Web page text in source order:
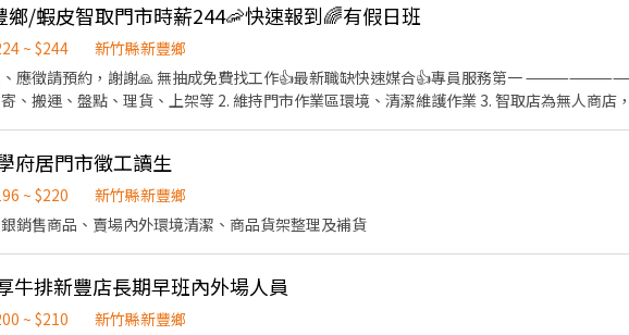
班：17:30～23:30 .˚⊹ ⁺‧【 休假制度】‧⁺ ⊹˚. 📌 採排休制（無固定休） 🗓️ 周一至週日皆可排班 ⭕ 可周
❤️ 合法合規：合法投保、合
🧡 推薦獎金：找朋友來上班也有錢拿 💛 線上訓練：上課也有薪水唷 💚 雙週排班：時間彈性
我們挺你 💜 族群友善：身份不設限，歡迎各種背景的你！ .˚⊹ ⁺‧【 工作地點】‧⁺ ⊹˚. 📍一個店點代表一個區域，
門市 新豐松柏 - 智取店 新竹縣新豐鄉松柏街128號 ☝️ 點選【立即應徵】我會速度回覆你！ ✌️ 或加入 🅻🅸🅽🅴：
8rsUSDv 🤟 留言「姓名＋電話＋截圖職缺」就能聯繫上～ 若想參考其他職缺，可以到我的Threads，看更多更多
♬ My Threads：tsaipei_ruby https://reurl.cc/7b2vad 別害羞❌別害怕❌找工作聯繫我⭕
鄉/蝦皮智取門市時薪244🦐快速報到🌈有假日班
~ $244
新竹縣新豐鄉
應徵請預約，謝謝🙏 無抽成免費找工作👍最新職缺快速媒合👍專員服務第
、搬運、盤點、理貨、上架等 2. 維持門市作業區環境、清潔維護作業 3. 智取店為無人商店
數為2~6小時依實際情況而定) 🔹假日早班：07:00-12:00 🔹假日晚班：17:30-23:30 (上班時
實際情況而定) ⸻⸻⸻⸻ ✅工作待遇： 日班時薪=$224 晚班另有獎金+20=時薪
工作地點：(可自選店點) 新豐松柏 - 智取店 新竹縣新豐鄉松柏街128號1樓
搶先贏❗❗ ⸻⸻⸻⸻ 💡員工福利： 享汽機車油資補貼、修繕補貼 推薦獎金 彈
加入：https://lin.ee/VvpVQJp（ID：@600movsk） 2️⃣加入後"務必"留言：姓名/電話
府居門市徵工讀生
~ $220
新竹縣新豐鄉
銷售商品、賣場內外環境清潔、商品貨架整理及補貨
牛排新豐店長期早班內外場人員
~ $210
新竹縣新豐鄉